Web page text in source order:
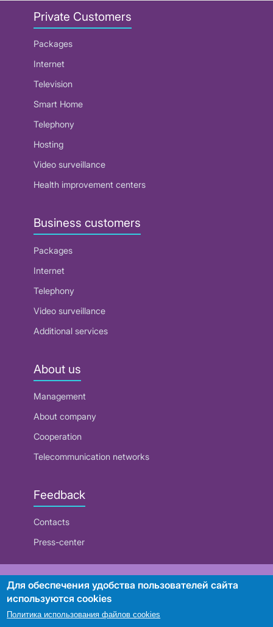
Private Customers
Packages
Internet
Television
Smart Home
Telephony
Hosting
Video surveillance
Health improvement centers
Business customers
Packages
Internet
Telephony
Video surveillance
Additional services
About us
Management
About company
Cooperation
Telecommunication networks
Feedback
Contacts
Press-center
RUE "Beltelecom"
Для обеспечения удобства пользователей сайта
используются cookies
Политика использования файлов cookies